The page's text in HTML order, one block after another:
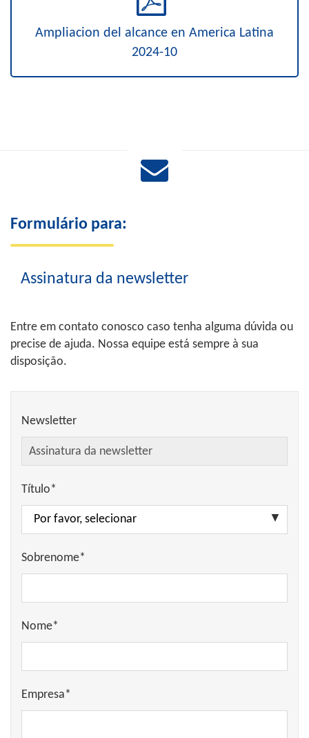
Ampliacion del alcance en America Latina
2024-10
Formulário para:
Assinatura da newsletter
Entre em contato conosco caso tenha alguma dúvida ou
precise de ajuda. Nossa equipe está sempre à sua
disposição.
Newsletter
Título*
Sobrenome*
Nome*
Empresa*